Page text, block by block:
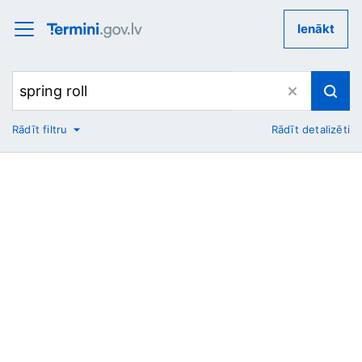
Ienākt
No
Rādīt filtru Rādīt detalizēti